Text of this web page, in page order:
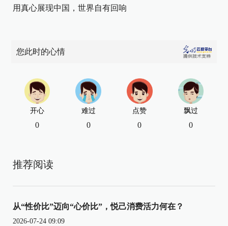
用真心展现中国，世界自有回响
您此时的心情
开心
0
难过
0
点赞
0
飘过
0
推荐阅读
从“性价比”迈向“心价比”，悦己消费活力何在？
2026-07-24 09:09